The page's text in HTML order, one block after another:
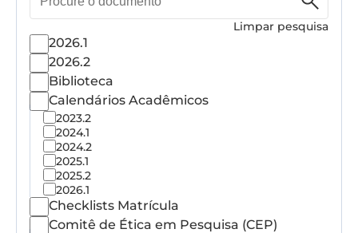
de
Limpar pesquisa
2026.1
2026.2
Biblioteca
Calendários Acadêmicos
2023.2
2024.1
2024.2
2025.1
2025.2
2026.1
Checklists Matrícula
Comitê de Ética em Pesquisa (CEP)